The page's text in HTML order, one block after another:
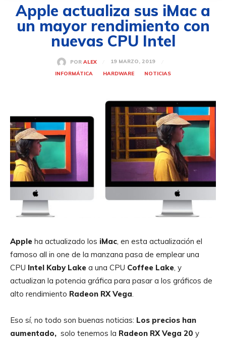
Apple actualiza sus iMac a
un mayor rendimiento con
nuevas CPU Intel
POR ALEX
19 MARZO, 2019
INFORMÁTICA
HARDWARE NOTICIAS
Apple ha actualizado los iMac , en esta actualización el
famoso all in one de la manzana pasa de emplear una
CPU Intel Kaby Lake a una CPU Coffee Lake , y
actualizan la potencia gráfica para pasar a los gráficos de
alto rendimiento Radeon RX Vega
Eso sí, no todo son buenas noticias: Los precios han
aumentado, solo tenemos la Radeon RX Vega 20 y